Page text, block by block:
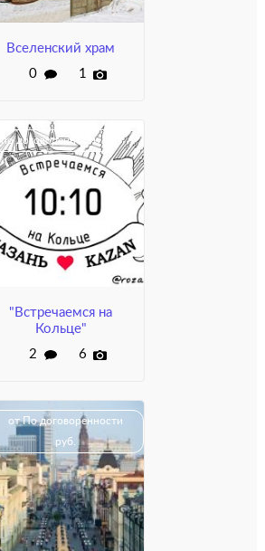
Вселенский храм
0
1
"Встречаемся на
Кольце"
2
6
по договорённости
от По договоренности
руб.